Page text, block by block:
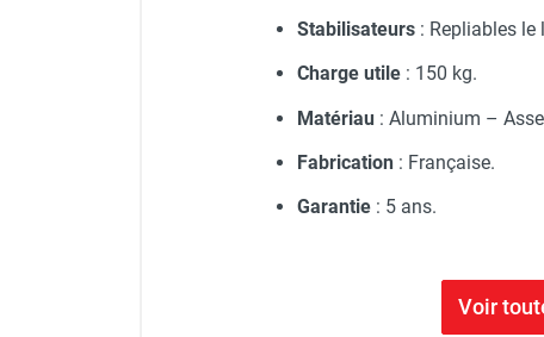
Stabilisateurs : Repliables
Charge utile : 150 kg.
Matériau : Aluminium –
Fabrication : Française.
Garantie : 5 ans.
Voir